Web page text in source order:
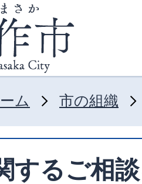
ム 市の組織
するご相